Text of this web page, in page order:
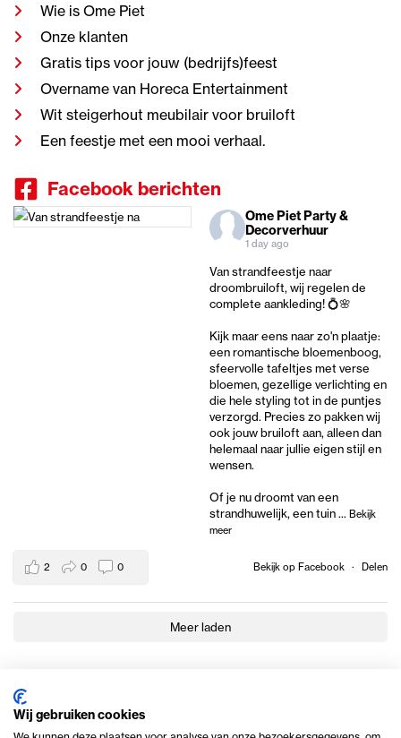
Wie is Ome Piet
Onze klanten
Gratis tips voor jouw (bedrijfs)feest
Overname van Horeca Entertainment
Wit steigerhout meubilair voor bruiloft
Een feestje met een mooi verhaal.
Facebook berichten
Ome Piet Party &
Decorverhuur
1 day ago
Van strandfeestje naar
droombruiloft, wij regelen de
complete aankleding! 💍🌸
Kijk maar eens naar zo'n plaatje:
een romantische bloemenboog,
sfeervolle tafeltjes met verse
bloemen, gezellige verlichting en
die hele styling tot in de puntjes
verzorgd. Precies zo pakken wij
ook jouw bruiloft aan, alleen dan
helemaal naar jullie eigen stijl en
wensen.
Of je nu droomt van een
strandhuwelijk, een tuin... Bekijk
meer
Bekijk op Facebook · Delen
2 0 0
Meer laden
Wij gebruiken cookies